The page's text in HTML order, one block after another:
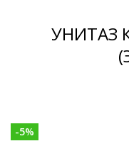
Мебель для
УНИТАЗ
-5%